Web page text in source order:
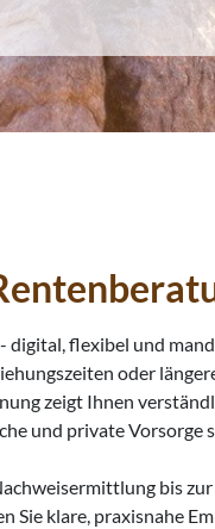
flexibel und
oder
zeigt Ihnen
und private Vorsorge
bis
klare, praxisnahe